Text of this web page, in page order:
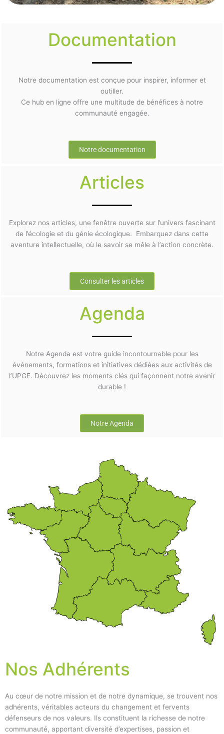
Documentation
Notre documentation est conçue pour inspirer, informer et
outiller.
Ce hub en ligne offre une multitude de bénéfices à notre
communauté engagée.
Notre documentation
Articles
Explorez nos articles, une fenêtre ouverte sur l’univers fascinant
de l’écologie et du génie écologique. Embarquez dans cette
aventure intellectuelle, où le savoir se mêle à l’action concrète.
Consulter les articles
Agenda
Notre Agenda est votre guide incontournable pour les
événements, formations et initiatives dédiées aux activités de
l’UPGE. Découvrez les moments clés qui façonnent notre avenir
durable !
Notre Agenda
Nos Adhérents
Au cœur de notre mission et de notre dynamique, se trouvent nos
adhérents, véritables acteurs du changement et fervents
défenseurs de nos valeurs. Ils constituent la richesse de notre
communauté, apportant diversité d’expertises, passion et